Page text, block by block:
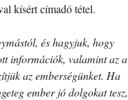
kísért címadó tétel.
és hagyjuk, hogy
információk, valamint az a
az emberségünket. Ha
ember jó dolgokat tesz,